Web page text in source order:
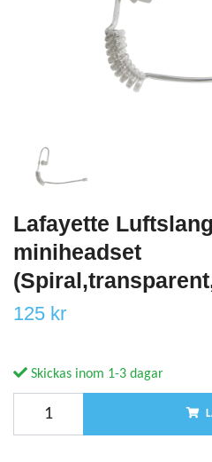
Lafayette
miniheadset
125 kr
Skickas inom 1-3 dagar